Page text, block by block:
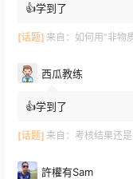
👍学到了
[话题] 来自： 如何用“非物
西瓜教练
👍学到了
[话题] 来自： 考核结果还
許權有Sam